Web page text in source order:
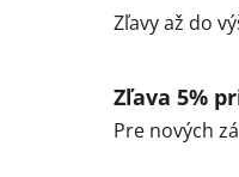
Zľavy až do
Zľava 5%
Pre nových